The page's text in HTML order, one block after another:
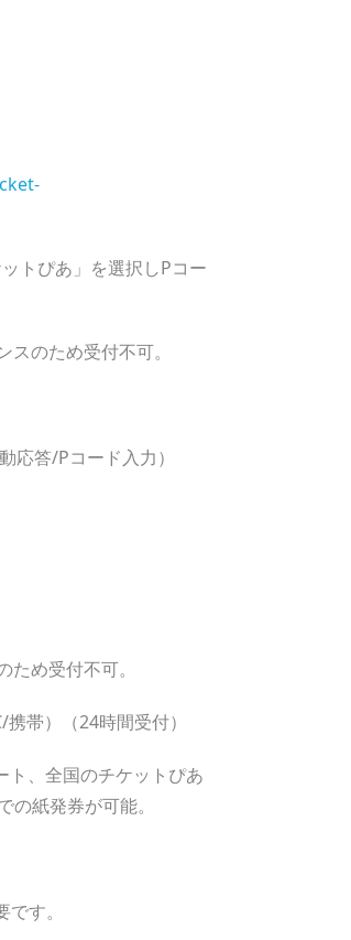
トぴあ」を選択しPコー
のため受付不可。
答/Pコード入力）
め受付不可。
携帯）（24時間受付）
、全国のチケットぴあ
紙発券が可能。
す。